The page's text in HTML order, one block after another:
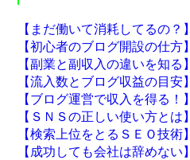
【まだ働いて消耗してるの？】
【初心者のブログ開設の仕方】
【副業と副収入の違いを知る】
【流入数とブログ収益の目安】
【ブログ運営で収入を得る！】
【ＳＮＳの正しい使い方とは】
【検索上位をとるＳＥＯ技術】
【成功しても会社は辞めない】